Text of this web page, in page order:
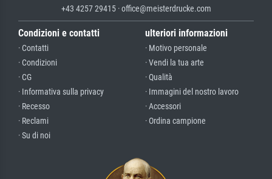
+43 4257 29415 · office@meisterdrucke.com
Condizioni e contatti
· Contatti
· Condizioni
· CG
· Informativa sulla privacy
· Recesso
· Reclami
· Su di noi
ulteriori informazioni
· Motivo personale
· Vendi la tua arte
· Qualità
· Immagini del nostro lavoro
· Accessori
· Ordina campione